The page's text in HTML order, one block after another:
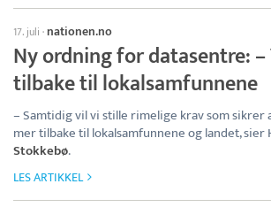
17. juli · nationen.no
Ny ordning for datasentre:
tilbake til lokalsamfunnene
– Samtidig vil vi stille rimelige krav som
mer tilbake til lokalsamfunnene og landet, sier
Stokkebø.
LES ARTIKKEL